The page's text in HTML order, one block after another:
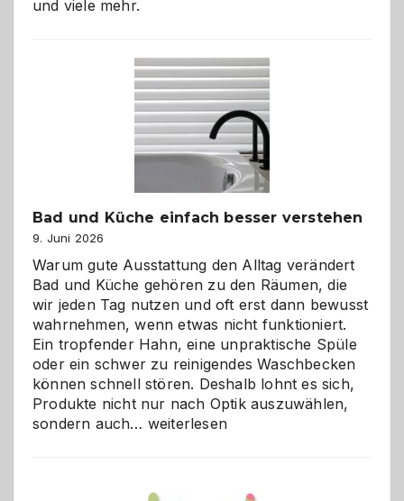
und viele mehr.
Bad und Küche einfach besser verstehen
9. Juni 2026
Warum gute Ausstattung den Alltag verändert
Bad und Küche gehören zu den Räumen, die
wir jeden Tag nutzen und oft erst dann bewusst
wahrnehmen, wenn etwas nicht funktioniert.
Ein tropfender Hahn, eine unpraktische Spüle
oder ein schwer zu reinigendes Waschbecken
können schnell stören. Deshalb lohnt es sich,
Produkte nicht nur nach Optik auszuwählen,
sondern auch… Bad
weiterlesen